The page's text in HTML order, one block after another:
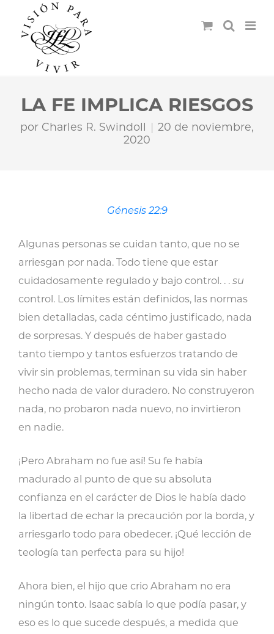
LA FE IMPLICA RIESGOS
por Charles R. Swindoll
20 de noviembre,
2020
Génesis 22:9
Algunas personas se cuidan tanto, que no se
arriesgan por nada. Todo tiene que estar
cuidadosamente regulado y bajo control. . . su
control. Los límites están definidos, las normas
bien detalladas, cada céntimo justificado, nada
de sorpresas. Y después de haber gastado
tanto tiempo y tantos esfuerzos tratando de
vivir sin problemas, terminan su vida sin haber
hecho nada de valor duradero. No construyeron
nada, no probaron nada nuevo, no invirtieron
en nadie.
¡Pero Abraham no fue así! Su fe había
madurado al punto de que su absoluta
confianza en el carácter de Dios le había dado
la libertad de echar la precaución por la borda, y
arriesgarlo todo para obedecer. ¡Qué lección de
teología tan perfecta para su hijo!
Ahora bien, el hijo que crio Abraham no era
ningún tonto. Isaac sabía lo que podía pasar, y
eso es lo que sucede después, a medida que